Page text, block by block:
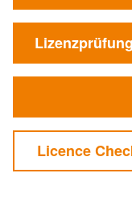
Licence